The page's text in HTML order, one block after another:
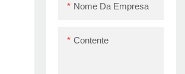
Nome Da Empresa
Contente